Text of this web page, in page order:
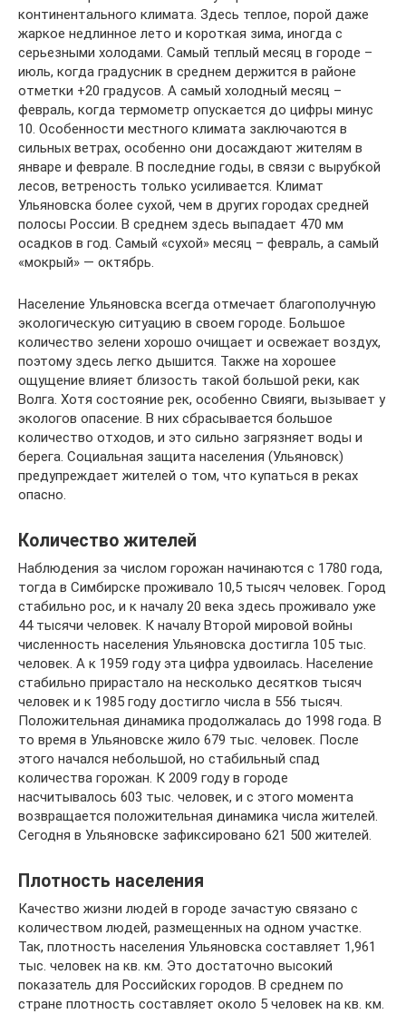
континентального климата. Здесь теплое, порой даже
жаркое недлинное лето и короткая зима, иногда с
серьезными холодами. Самый теплый месяц в городе –
июль, когда градусник в среднем держится в районе
отметки +20 градусов. А самый холодный месяц –
февраль, когда термометр опускается до цифры минус
10. Особенности местного климата заключаются в
сильных ветрах, особенно они досаждают жителям в
январе и феврале. В последние годы, в связи с вырубкой
лесов, ветреность только усиливается. Климат
Ульяновска более сухой, чем в других городах средней
полосы России. В среднем здесь выпадает 470 мм
осадков в год. Самый «сухой» месяц – февраль, а самый
«мокрый» — октябрь.
Население Ульяновска всегда отмечает благополучную
экологическую ситуацию в своем городе. Большое
количество зелени хорошо очищает и освежает воздух,
поэтому здесь легко дышится. Также на хорошее
ощущение влияет близость такой большой реки, как
Волга. Хотя состояние рек, особенно Свияги, вызывает у
экологов опасение. В них сбрасывается большое
количество отходов, и это сильно загрязняет воды и
берега. Социальная защита населения (Ульяновск)
предупреждает жителей о том, что купаться в реках
опасно.
Количество жителей
Наблюдения за числом горожан начинаются с 1780 года,
тогда в Симбирске проживало 10,5 тысяч человек. Город
стабильно рос, и к началу 20 века здесь проживало уже
44 тысячи человек. К началу Второй мировой войны
численность населения Ульяновска достигла 105 тыс.
человек. А к 1959 году эта цифра удвоилась. Население
стабильно прирастало на несколько десятков тысяч
человек и к 1985 году достигло числа в 556 тысяч.
Положительная динамика продолжалась до 1998 года. В
то время в Ульяновске жило 679 тыс. человек. После
этого начался небольшой, но стабильный спад
количества горожан. К 2009 году в городе
насчитывалось 603 тыс. человек, и с этого момента
возвращается положительная динамика числа жителей.
Сегодня в Ульяновске зафиксировано 621 500 жителей.
Плотность населения
Качество жизни людей в городе зачастую связано с
количеством людей, размещенных на одном участке.
Так, плотность населения Ульяновска составляет 1,961
тыс. человек на кв. км. Это достаточно высокий
показатель для Российских городов. В среднем по
стране плотность составляет около 5 человек на кв. км.